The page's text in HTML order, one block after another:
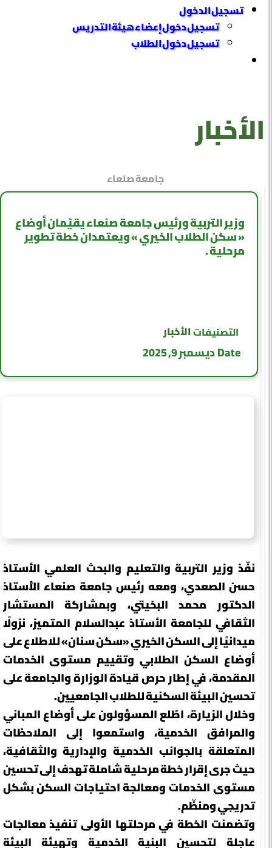
تسجيل الدخول
تسجيل دخول إعضاء هيئة التدريس
تسجيل دخول الطلاب
الأخبار
جامعة صنعاء
وزير التربية ورئيس جامعة صنعاء يقيّمان أوضاع
« سكن الطلاب الخيري » ويعتمدان خطة تطوير
مرحلية .
التصنيفات الأخبار
Date ديسمبر 9, 2025
نفّذ وزير التربية والتعليم والبحث العلمي الأستاذ
حسن الصعدي، ومعه رئيس جامعة صنعاء الأستاذ
الدكتور محمد البخيتي، وبمشاركة المستشار
الثقافي للجامعة الأستاذ عبدالسلام المتميز، نزولًا
ميدانيًا إلى السكن الخيري «سكن سنان» للاطلاع على
أوضاع السكن الطلابي وتقييم مستوى الخدمات
المقدمة، في إطار حرص قيادة الوزارة والجامعة على
تحسين البيئة السكنية للطلاب الجامعيين.
وخلال الزيارة، اطّلع المسؤولون على أوضاع المباني
والمرافق الخدمية، واستمعوا إلى الملاحظات
المتعلقة بالجوانب الخدمية والإدارية والثقافية،
حيث جرى إقرار خطة مرحلية شاملة تهدف إلى تحسين
مستوى الخدمات ومعالجة احتياجات السكن بشكل
تدريجي ومنظّم.
وتضمنت الخطة في مرحلتها الأولى تنفيذ معالجات
عاجلة لتحسين البنية الخدمية وتهيئة البيئة